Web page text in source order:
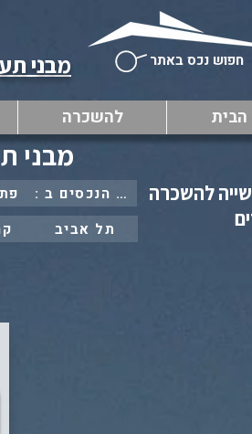
חפוש נכס באתר מבני
להשכרה
מבני
להשכרה
: כל הנכסים ב
תל אביב